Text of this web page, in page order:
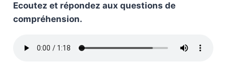
Ecoutez et répondez aux questions de
compréhension.